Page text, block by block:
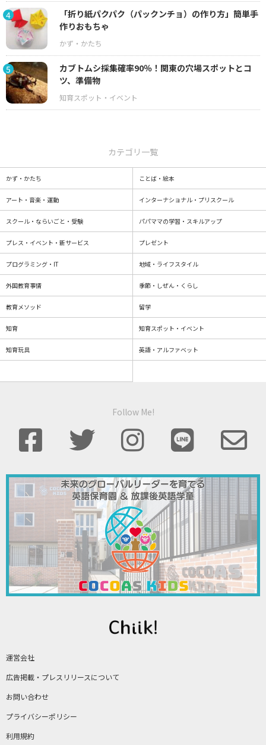
4
「折り紙パクパク（パックンチョ）の作り方」簡単手
作りおもちゃ
5
カブトムシ採集確率90％！関東の穴場スポットとコ
ツ、準備物
運営会社
広告掲載・プレスリリースについて
お問い合わせ
プライバシーポリシー
利用規約
カテゴリ一覧
かず・かたち ことば・絵本
アート・音楽・運動 インターナショナル・プリスクール
スクール・ならいごと・受験 パパママの学習・スキルアップ
プレス・イベント・新サービス プレゼント
プログラミング・IT 地域・ライフスタイル
外国教育事情 季節・しぜん・くらし
教育メソッド 留学
知育 知育スポット・イベント
知育玩具 英語・アルファベット
Follow Me!